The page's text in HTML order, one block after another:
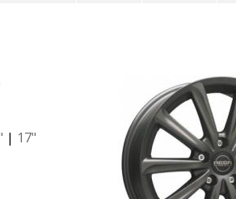
| 17"